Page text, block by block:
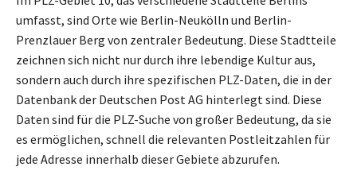
umfasst, sind Orte wie Berlin-Neukölln und Berlin-
Prenzlauer Berg von zentraler Bedeutung. Diese Stadtteile
zeichnen sich nicht nur durch ihre lebendige Kultur aus,
sondern auch durch ihre spezifischen PLZ-Daten, die in der
Datenbank der Deutschen Post AG hinterlegt sind. Diese
Daten sind für die PLZ-Suche von großer Bedeutung, da sie
es ermöglichen, schnell die relevanten Postleitzahlen für
jede Adresse innerhalb dieser Gebiete abzurufen.